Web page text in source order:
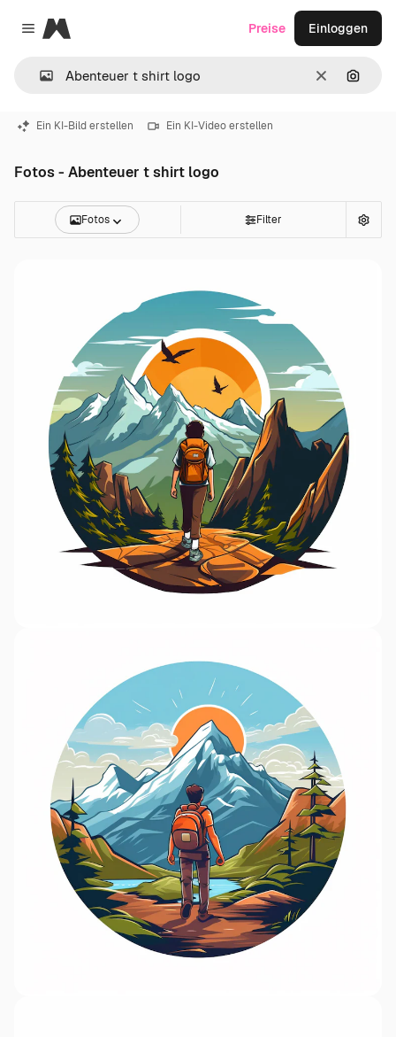
Close menu
Magnific
LöschenNach
Preise Einloggen
Ein KI-Bild erstellen Ein KI-Video erstellen
Fotos - Abenteuer t shirt logo
Fotos Filter